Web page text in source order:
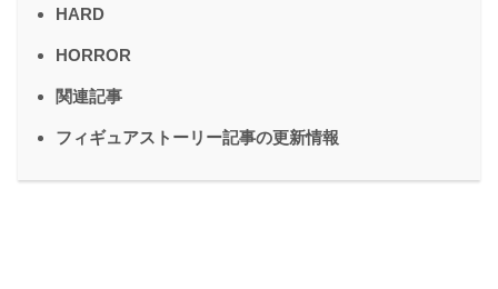
HARD
HORROR
関連記事
フィギュアストーリー記事の更新情報